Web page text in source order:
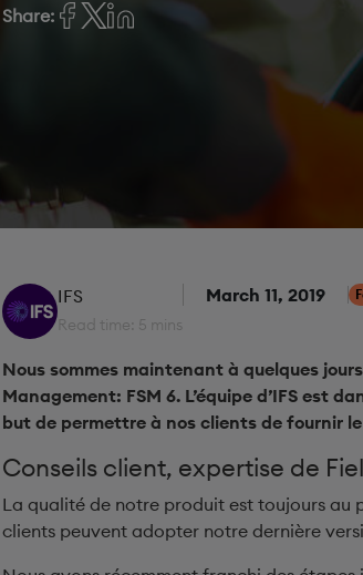
Share:
IFS
Read time: 5 mins
March 11, 2019
Nous sommes maintenant à quelques
Management: FSM 6. L’équipe d’IFS est
but de permettre à nos clients de fournir
Conseils client, expertise de
La qualité de notre produit est toujours au
clients peuvent adopter notre dernière